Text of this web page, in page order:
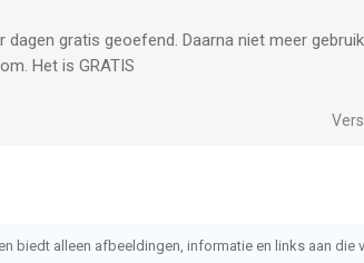
gratis geoefend. Daarna niet meer
Het is GRATIS
biedt alleen afbeeldingen, informatie en links aan die